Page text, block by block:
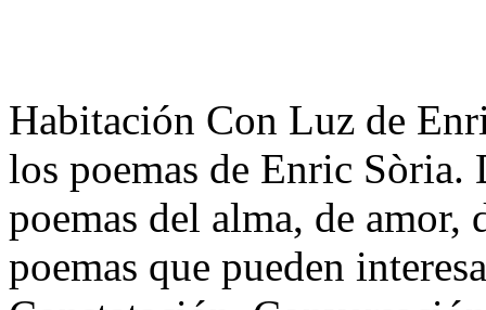
Habitación Con Luz de
los poemas de Enric Sòria.
poemas del alma, de
poemas que pueden